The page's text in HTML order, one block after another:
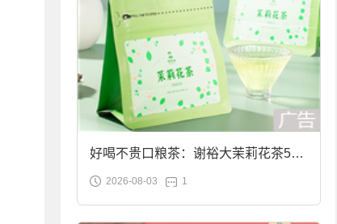
好喝不贵口粮茶：谢裕大茉莉花茶50g
袋装9.9元到手
2026-08-03 1